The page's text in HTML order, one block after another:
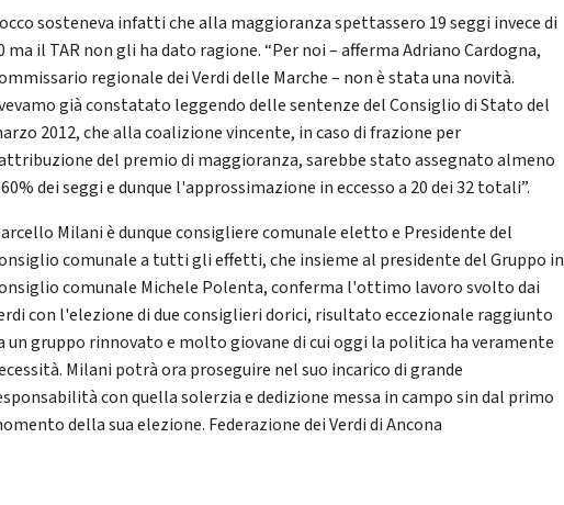
sosteneva infatti che alla maggioranza spettassero 19 seggi invece di
ma il TAR non gli ha dato ragione. “Per noi – afferma Adriano Cardogna,
regionale dei Verdi delle Marche – non è stata una novità.
già constatato leggendo delle sentenze del Consiglio di Stato del
2012, che alla coalizione vincente, in caso di frazione per
del premio di maggioranza, sarebbe stato assegnato almeno
dei seggi e dunque l'approssimazione in eccesso a 20 dei 32 totali”.
Milani è dunque consigliere comunale eletto e Presidente del
comunale a tutti gli effetti, che insieme al presidente del Gruppo in
comunale Michele Polenta, conferma l'ottimo lavoro svolto dai
con l'elezione di due consiglieri dorici, risultato eccezionale raggiunto
un gruppo rinnovato e molto giovane di cui oggi la politica ha veramente
Milani potrà ora proseguire nel suo incarico di grande
con quella solerzia e dedizione messa in campo sin dal primo
della sua elezione. Federazione dei Verdi di Ancona